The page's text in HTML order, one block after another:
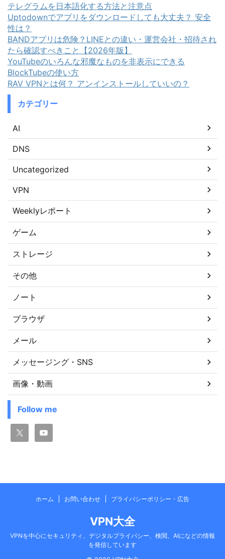
テレグラムを日本語化する方法と注意点
Uptodownでアプリをダウンロードしても大丈夫？ 安全
性は？
BANDアプリは危険？LINEとの違い・運営会社・招待され
たら確認すべきこと【2026年版】
YouTubeのいろんな邪魔なものを非表示にできる
BlockTubeの使い方
RAV VPNとは何？ アンインストールしていいの？
カテゴリー
AI
DNS
Uncategorized
VPN
Weeklyレポート
ゲーム
ストレージ
その他
ノート
ブラウザ
メール
メッセージング・SNS
画像・動画
Follow me
ホーム お問い合わせ プライバシーポリシー・広告
VPN大全
VPNを中心にセキュリティ、デジタルプライバシー、検閲、AIになどの情報
を発信しています